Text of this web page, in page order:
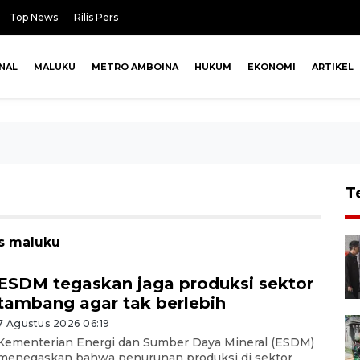
Top News Rilis Pers
MALUKU METRO AMBOINA HUKUM EKONOMI ARTIKEL
maluku
tegaskan jaga produksi sektor
agar tak berlebih
Agustus 2026 06:19
Energi dan Sumber Daya Mineral (ESDM)